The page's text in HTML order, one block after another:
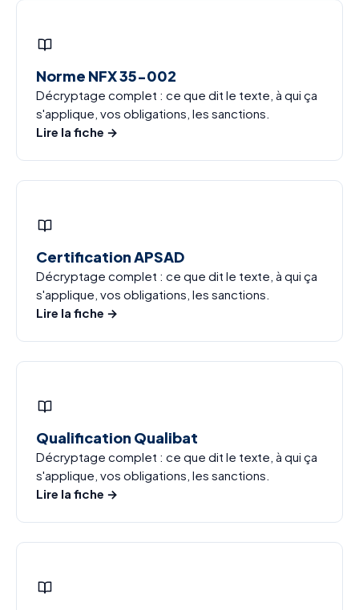
Norme NFX 35-002
Décryptage complet : ce que dit le texte, à qui ça
s'applique, vos obligations, les sanctions.
Lire la fiche →
Certification APSAD
Décryptage complet : ce que dit le texte, à qui ça
s'applique, vos obligations, les sanctions.
Lire la fiche →
Qualification Qualibat
Décryptage complet : ce que dit le texte, à qui ça
s'applique, vos obligations, les sanctions.
Lire la fiche →